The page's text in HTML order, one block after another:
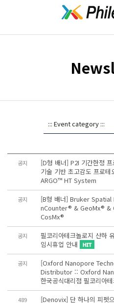
공지
[D형 배너] P2I 기간한정
기술 기반 초고감도 프로테
ARGO™ HT System
공지
[B형 배너] Bruker
nCounter® & GeoMx® &
CosMx®
공지
필코리아테크놀로지 산하
임시휴업 안내
공지
[Oxford Nanopore
Distributor :: Oxford
한국공식대리점 필코리아
489
[Denovix] 단 하나의 피펫